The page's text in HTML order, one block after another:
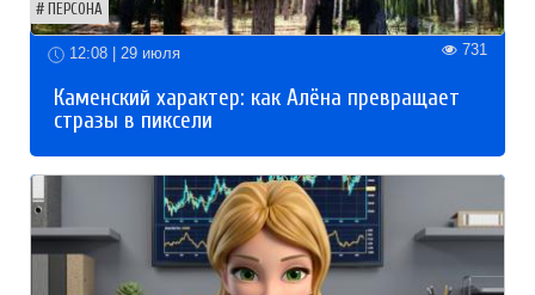
ПЕРСОНА
12:08 | 29 июля 731
Каменский характер: как Алёна превращает
стразы в пиксели